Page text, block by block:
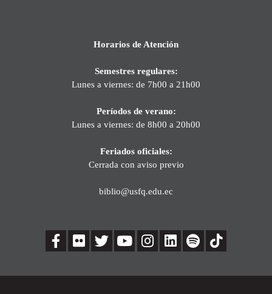
Horarios de Atención
Semestres regulares:
Lunes a viernes: de 7h00 a 21h00
Períodos de verano:
Lunes a viernes: de 8h00 a 20h00
Feriados oficiales:
Cerrada con aviso previo
biblio@usfq.edu.ec